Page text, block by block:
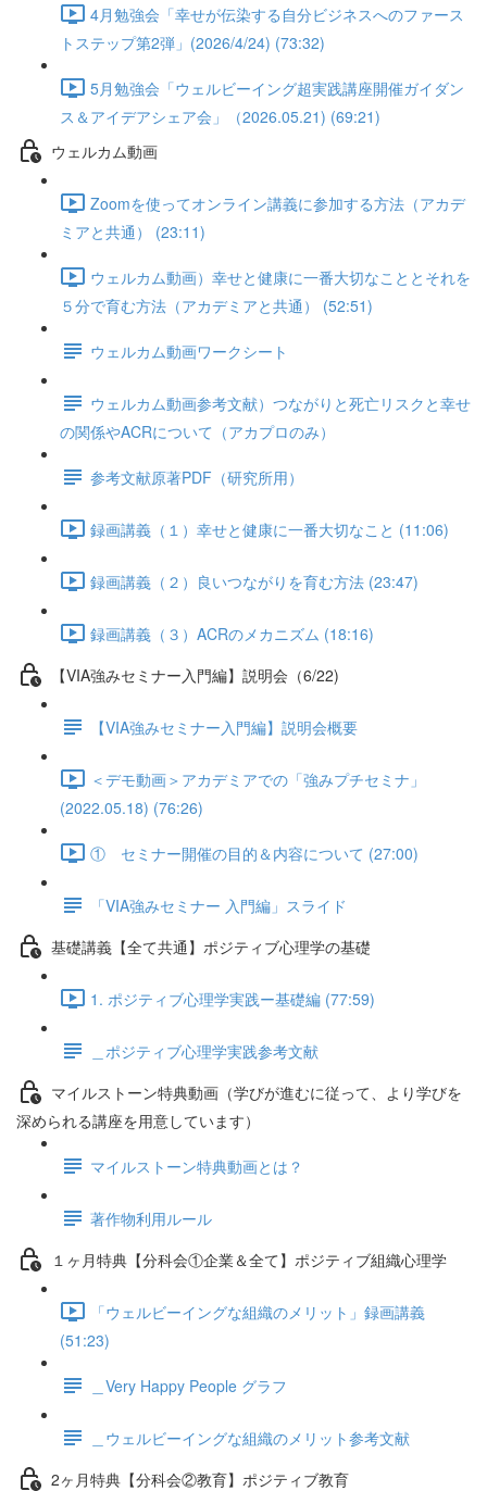
4月勉強会「幸せが伝染する自分ビジネスへのファース
トステップ第2弾」(2026/4/24) (73:32)
5月勉強会「ウェルビーイング超実践講座開催ガイダン
ス＆アイデアシェア会」（2026.05.21) (69:21)
ウェルカム動画
Zoomを使ってオンライン講義に参加する方法（アカデ
ミアと共通） (23:11)
ウェルカム動画）幸せと健康に一番大切なこととそれを
５分で育む方法（アカデミアと共通） (52:51)
ウェルカム動画ワークシート
ウェルカム動画参考文献）つながりと死亡リスクと幸せ
の関係やACRについて（アカプロのみ）
参考文献原著PDF（研究所用）
録画講義（１）幸せと健康に一番大切なこと (11:06)
録画講義（２）良いつながりを育む方法 (23:47)
録画講義（３）ACRのメカニズム (18:16)
【VIA強みセミナー入門編】説明会（6/22)
【VIA強みセミナー入門編】説明会概要
＜デモ動画＞アカデミアでの「強みプチセミナ」
(2022.05.18) (76:26)
① セミナー開催の目的＆内容について (27:00)
「VIA強みセミナー 入門編」スライド
基礎講義【全て共通】ポジティブ心理学の基礎
1. ポジティブ心理学実践ー基礎編 (77:59)
＿ポジティブ心理学実践参考文献
マイルストーン特典動画（学びが進むに従って、より学びを
深められる講座を用意しています）
マイルストーン特典動画とは？
著作物利用ルール
１ヶ月特典【分科会①企業＆全て】ポジティブ組織心理学
「ウェルビーイングな組織のメリット」録画講義
(51:23)
＿Very Happy People グラフ
＿ウェルビーイングな組織のメリット参考文献
2ヶ月特典【分科会②教育】ポジティブ教育